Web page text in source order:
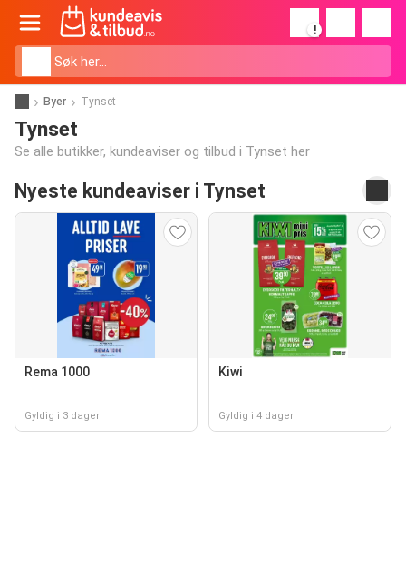
!
Byer Tynset
Tynset
Se alle butikker, kundeaviser og tilbud i Tynset her
Nyeste kundeaviser i Tynset
Rema 1000
Gyldig i 3 dager
Kiwi
Gyldig i 4 dager